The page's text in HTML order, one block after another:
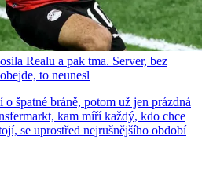
Realu a pak tma. Server, bez
to neunesl
špatné bráně, potom už jen prázdná
kam míří každý, kdo chce
se uprostřed nejrušnějšího období